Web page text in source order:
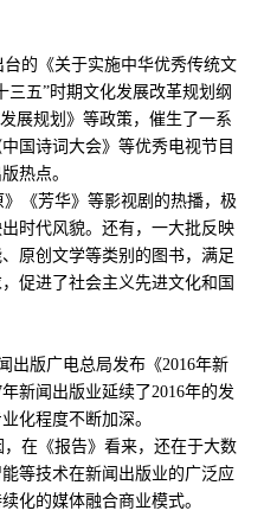
的《关于实施中华优秀传统文
三五”时期文化发展改革规划纲
展规划》等政策，催生了一系
国诗词大会》等优秀电视节目
热点。
《芳华》等影视剧的热播，极
时代风貌。还有，一大批反映
原创文学等类别的图书，满足
促进了社会主义先进文化和国
出版广电总局发布《2016年新
新闻出版业延续了2016年的发
化程度不断加深。
在《报告》看来，还在于大数
等技术在新闻出版业的广泛应
化的媒体融合商业模式。